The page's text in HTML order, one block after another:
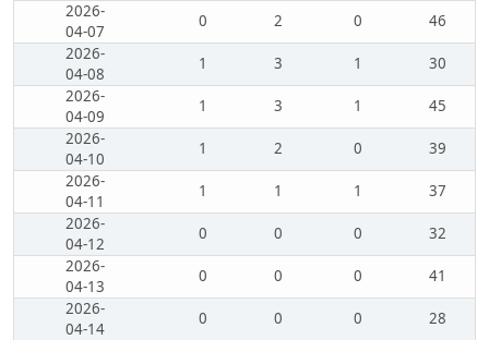
2026-
04-07
0 2 0
46
2026-
04-08
1 3 1
30
2026-
04-09
1 3 1
45
2026-
04-10
1 2 0
39
2026-
04-11
1 1 1
37
2026-
04-12
0 0 0
32
2026-
04-13
0 0 0
41
2026-
04-14
0 0 0
28